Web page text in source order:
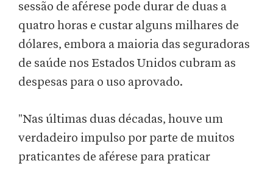
sessão de aférese pode durar de duas a
quatro horas e custar alguns milhares de
dólares, embora a maioria das seguradoras
de saúde nos Estados Unidos cubram as
despesas para o uso aprovado.
"Nas últimas duas décadas, houve um
verdadeiro impulso por parte de muitos
praticantes de aférese para praticar